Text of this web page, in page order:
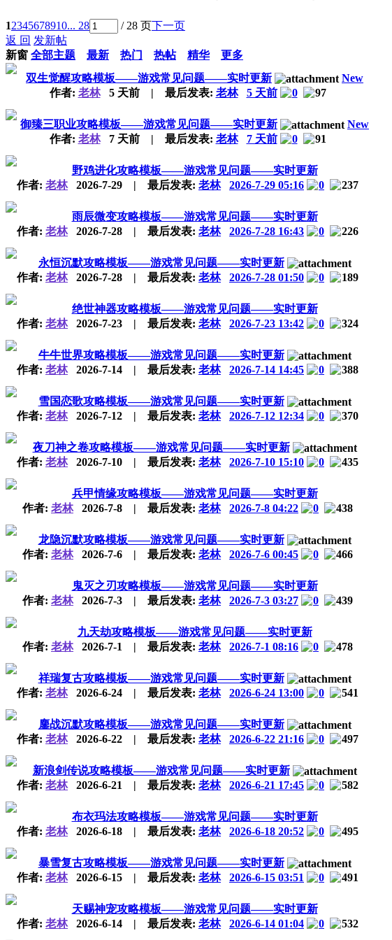
12345678910... 28 / 28 页下一页
返 回 发新帖
新窗 全部主题 最新 热门 热帖 精华
更多
双生觉醒攻略模板——游戏常见问题——实时更新
New
作者: 老林 5 天前 | 最后发表: 老林 5 天前 0 97
御臻三职业攻略模板——游戏常见问题——实时更新
New
作者: 老林 7 天前 | 最后发表: 老林 7 天前 0 91
野鸡进化攻略模板——游戏常见问题——实时更新
作者: 老林2026-7-29 | 最后发表: 老林 2026-7-29 05:16 0 237
雨辰微变攻略模板——游戏常见问题——实时更新
作者: 老林2026-7-28 | 最后发表: 老林 2026-7-28 16:43 0 226
永恒沉默攻略模板——游戏常见问题——实时更新
作者: 老林2026-7-28 | 最后发表: 老林 2026-7-28 01:50 0 189
绝世神器攻略模板——游戏常见问题——实时更新
作者: 老林2026-7-23 | 最后发表: 老林 2026-7-23 13:42 0 324
牛牛世界攻略模板——游戏常见问题——实时更新
作者: 老林2026-7-14 | 最后发表: 老林 2026-7-14 14:45 0 388
雪国恋歌攻略模板——游戏常见问题——实时更新
作者: 老林2026-7-12 | 最后发表: 老林 2026-7-12 12:34 0 370
夜刀神之卷攻略模板——游戏常见问题——实时更新
作者: 老林2026-7-10 | 最后发表: 老林 2026-7-10 15:10 0 435
兵甲情缘攻略模板——游戏常见问题——实时更新
作者: 老林2026-7-8 | 最后发表: 老林 2026-7-8 04:22 0 438
龙隐沉默攻略模板——游戏常见问题——实时更新
作者: 老林2026-7-6 | 最后发表: 老林 2026-7-6 00:45 0 466
鬼灭之刃攻略模板——游戏常见问题——实时更新
作者: 老林2026-7-3 | 最后发表: 老林 2026-7-3 03:27 0 439
九天劫攻略模板——游戏常见问题——实时更新
作者: 老林2026-7-1 | 最后发表: 老林 2026-7-1 08:16 0 478
祥瑞复古攻略模板——游戏常见问题——实时更新
作者: 老林2026-6-24 | 最后发表: 老林 2026-6-24 13:00 0 541
鏖战沉默攻略模板——游戏常见问题——实时更新
作者: 老林2026-6-22 | 最后发表: 老林 2026-6-22 21:16 0 497
新浪剑传说攻略模板——游戏常见问题——实时更新
作者: 老林2026-6-21 | 最后发表: 老林 2026-6-21 17:45 0 582
布衣玛法攻略模板——游戏常见问题——实时更新
作者: 老林2026-6-18 | 最后发表: 老林 2026-6-18 20:52 0 495
暴雪复古攻略模板——游戏常见问题——实时更新
作者: 老林2026-6-15 | 最后发表: 老林 2026-6-15 03:51 0 491
天赐神宠攻略模板——游戏常见问题——实时更新
作者: 老林2026-6-14 | 最后发表: 老林 2026-6-14 01:04 0 532